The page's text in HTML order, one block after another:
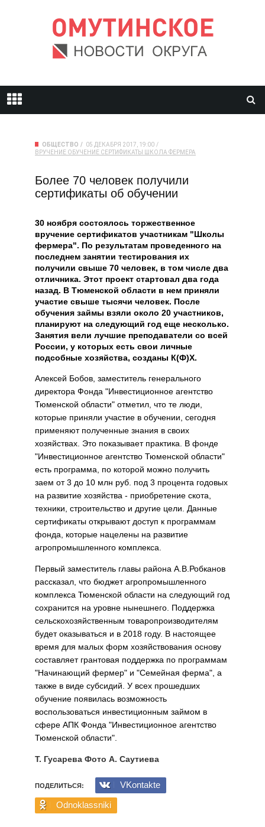
ОБЩЕСТВО
05 ДЕКАБРЯ 2017, 19:00
ВРУЧЕНИЕ ОБУЧЕНИЕ СЕРТИФИКАТЫ ШКОЛА ФЕРМЕРА
Более 70 человек получили
сертификаты об обучении
30 ноября состоялось торжественное
вручение сертификатов участникам "Школы
фермера". По результатам проведенного на
последнем занятии тестирования их
получили свыше 70 человек, в том числе два
отличника. Этот проект стартовал два года
назад. В Тюменской области в нем приняли
участие свыше тысячи человек. После
обучения займы взяли около 20 участников,
планируют на следующий год еще несколько.
Занятия вели лучшие преподаватели со всей
России, у которых есть свои личные
подсобные хозяйства, созданы К(Ф)Х.
Алексей Бобов, заместитель генерального
директора Фонда "Инвестиционное агентство
Тюменской области" отметил, что те люди,
которые приняли участие в обучении, сегодня
применяют полученные знания в своих
хозяйствах. Это показывает практика. В фонде
"Инвестиционное агентство Тюменской области"
есть программа, по которой можно получить
заем от 3 до 10 млн руб. под 3 процента годовых
на развитие хозяйства - приобретение скота,
техники, строительство и другие цели. Данные
сертификаты открывают доступ к программам
фонда, которые нацелены на развитие
агропромышленного комплекса.
Первый заместитель главы района А.В.Робканов
рассказал, что бюджет агропромышленного
комплекса Тюменской области на следующий год
сохранится на уровне нынешнего. Поддержка
сельскохозяйственным товаропроизводителям
будет оказываться и в 2018 году. В настоящее
время для малых форм хозяйствования основу
составляет грантовая поддержка по программам
"Начинающий фермер" и "Семейная ферма", а
также в виде субсидий. У всех прошедших
обучение появилась возможность
воспользоваться инвестиционным займом в
сфере АПК Фонда "Инвестиционное агентство
Тюменской области".
Т. Гусарева Фото А. Саутиева
ПОДЕЛИТЬСЯ:
VKontakte
Odnoklassniki